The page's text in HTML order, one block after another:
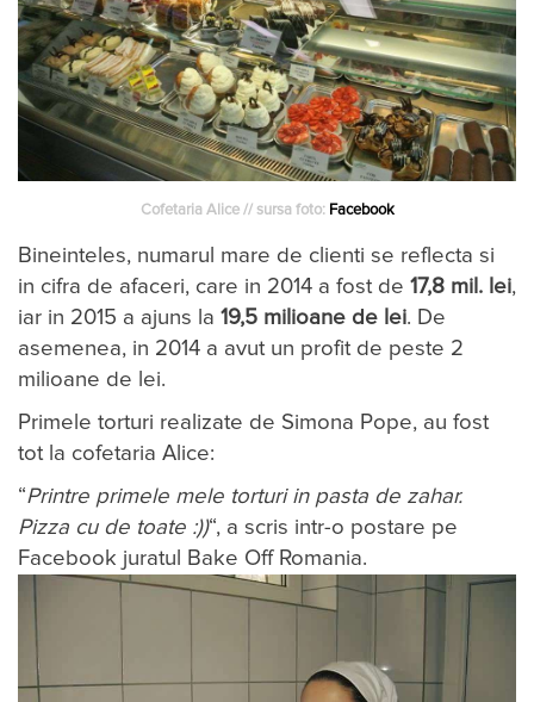
Cofetaria Alice // sursa foto: Facebook
Bineinteles, numarul mare de clienti se reflecta si
in cifra de afa­ceri, care in 2014 a fost de 17,8 mil. lei,
iar in 2015 a ajuns la 19,5 mi­lioa­ne de lei. De
asemenea, in 2014 a avut un profit de peste 2
milioane de lei.
Primele torturi realizate de Simona Pope, au fost
tot la cofetaria Alice:
“Printre primele mele torturi in pasta de zahar.
Pizza cu de toate :))“, a scris intr-o postare pe
Facebook juratul Bake Off Romania.